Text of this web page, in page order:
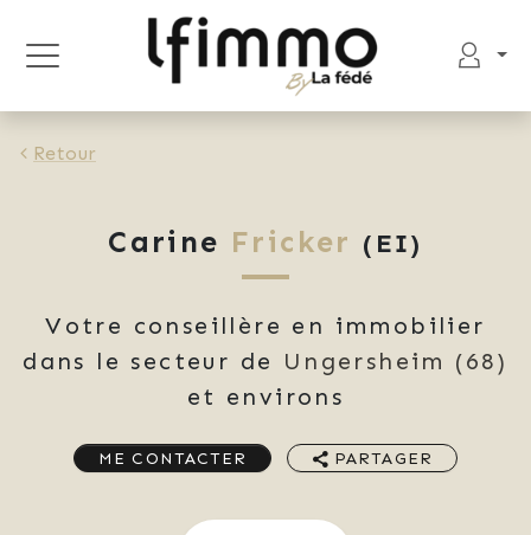
Retour
Carine Fricker (EI)
Votre conseillère en immobilier
dans le secteur de Ungersheim (68)
et environs
ME CONTACTER PARTAGER